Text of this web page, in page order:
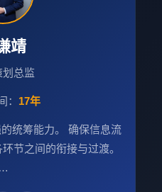
靖
划总监
： 17年
统筹能力。 确保信息流
节之间的衔接与过渡。
…